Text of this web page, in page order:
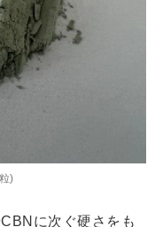
)
に次ぐ硬さをも